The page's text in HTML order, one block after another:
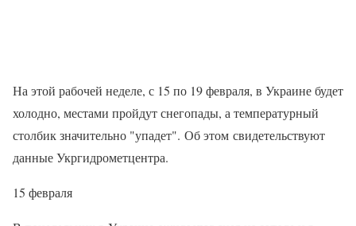
На этой рабочей неделе, с 15 по 19 февраля, в Украине будет
холодно, местами пройдут снегопады, а температурный
столбик значительно "упадет". Об этом свидетельствуют
данные Укргидрометцентра.
15 февраля